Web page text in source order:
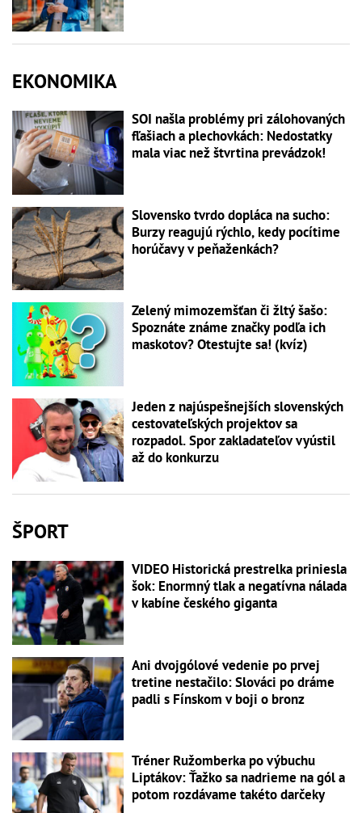
EKONOMIKA
SOI našla problémy pri zálohovaných
fľašiach a plechovkách: Nedostatky
mala viac než štvrtina prevádzok!
Slovensko tvrdo dopláca na sucho:
Burzy reagujú rýchlo, kedy pocítime
horúčavy v peňaženkách?
Zelený mimozemšťan či žltý šašo:
Spoznáte známe značky podľa ich
maskotov? Otestujte sa! (kvíz)
Jeden z najúspešnejších slovenských
cestovateľských projektov sa
rozpadol. Spor zakladateľov vyústil
až do konkurzu
ŠPORT
VIDEO Historická prestrelka priniesla
šok: Enormný tlak a negatívna nálada
v kabíne českého giganta
Ani dvojgólové vedenie po prvej
tretine nestačilo: Slováci po dráme
padli s Fínskom v boji o bronz
Tréner Ružomberka po výbuchu
Liptákov: Ťažko sa nadrieme na gól a
potom rozdávame takéto darčeky